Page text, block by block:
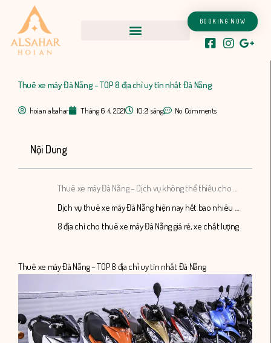
dung
BOOKING NOW
Thuê xe máy Đà Nẵng – TOP 8 địa chỉ uy tín nhất Đà Nẵng
hoian alsahar Tháng 6 4, 2021 10:21 sáng No Comments
Nội Dung
Thuê xe máy Đà Nẵng – Dịch vụ không thể thiếu cho mỗi chuyến đi
Dịch vụ thuê xe máy Đà Nẵng hiện nay hết bao nhiêu tiền?
8 địa chỉ cho thuê xe máy Đà Nẵng giá rẻ, xe chất lượng
Thuê xe máy Đà Nẵng – TOP 8 địa chỉ uy tín nhất Đà Nẵng